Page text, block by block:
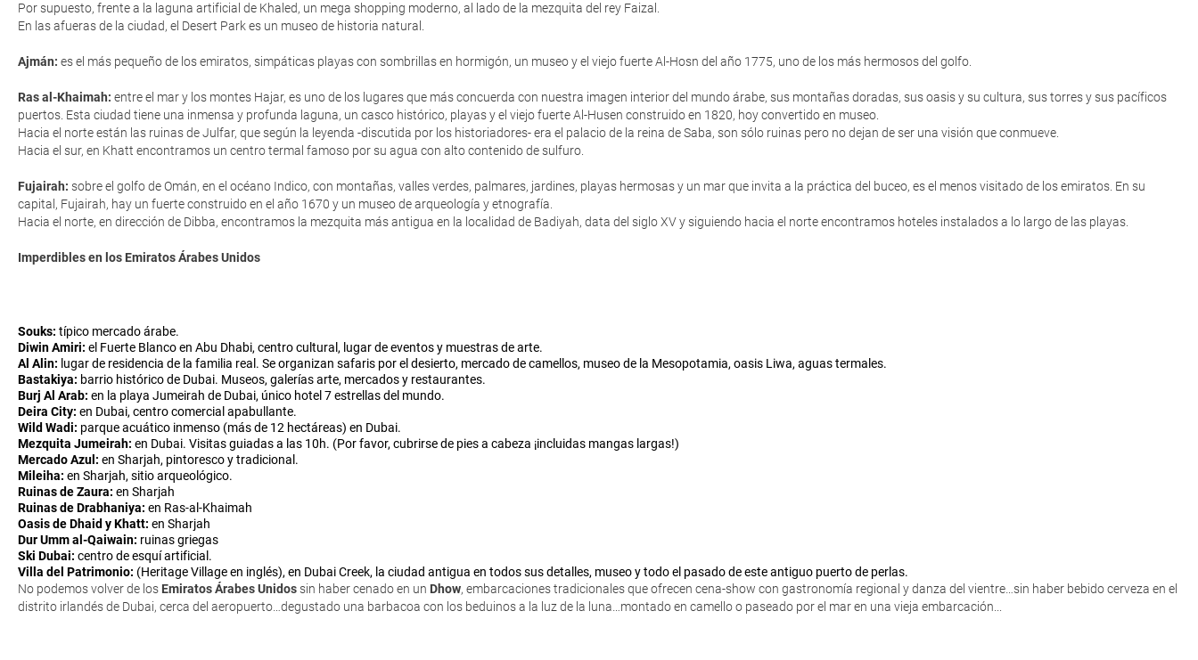
Por supuesto, frente a la laguna artificial de Khaled, un mega shopping moderno, al lado de la mezquita del rey Faizal.
En las afueras de la ciudad, el Desert Park es un museo de historia natural.
Ajmán: es el más pequeño de los emiratos, simpáticas playas con sombrillas en hormigón, un museo y el viejo fuerte Al-Hosn del año 1775, uno de los más hermosos del golfo.
Ras al-Khaimah: entre el mar y los montes Hajar, es uno de los lugares que más concuerda con nuestra imagen interior del mundo árabe, sus montañas doradas, sus oasis y su cultura, sus torres y sus pacíficos
puertos. Esta ciudad tiene una inmensa y profunda laguna, un casco histórico, playas y el viejo fuerte Al-Husen construido en 1820, hoy convertido en museo.
Hacia el norte están las ruinas de Julfar, que según la leyenda -discutida por los historiadores- era el palacio de la reina de Saba, son sólo ruinas pero no dejan de ser una visión que conmueve.
Hacia el sur, en Khatt encontramos un centro termal famoso por su agua con alto contenido de sulfuro.
Fujairah: sobre el golfo de Omán, en el océano Indico, con montañas, valles verdes, palmares, jardines, playas hermosas y un mar que invita a la práctica del buceo, es el menos visitado de los emiratos. En su
capital, Fujairah, hay un fuerte construido en el año 1670 y un museo de arqueología y etnografía.
Hacia el norte, en dirección de Dibba, encontramos la mezquita más antigua en la localidad de Badiyah, data del siglo XV y siguiendo hacia el norte encontramos hoteles instalados a lo largo de las playas.
Imperdibles en los Emiratos Árabes Unidos
Souks: típico mercado árabe.
Diwin Amiri: el Fuerte Blanco en Abu Dhabi, centro cultural, lugar de eventos y muestras de arte.
Al Alin: lugar de residencia de la familia real. Se organizan safaris por el desierto, mercado de camellos, museo de la Mesopotamia, oasis Liwa, aguas termales.
Bastakiya: barrio histórico de Dubai. Museos, galerías arte, mercados y restaurantes.
Burj Al Arab: en la playa Jumeirah de Dubai, único hotel 7 estrellas del mundo.
Deira City: en Dubai, centro comercial apabullante.
Wild Wadi: parque acuático inmenso (más de 12 hectáreas) en Dubai.
Mezquita Jumeirah: en Dubai. Visitas guiadas a las 10h. (Por favor, cubrirse de pies a cabeza ¡incluidas mangas largas!)
Mercado Azul: en Sharjah, pintoresco y tradicional.
Mileiha: en Sharjah, sitio arqueológico.
Ruinas de Zaura: en Sharjah
Ruinas de Drabhaniya: en Ras-al-Khaimah
Oasis de Dhaid y Khatt: en Sharjah
Dur Umm al-Qaiwain: ruinas griegas
Ski Dubai: centro de esquí artificial.
Villa del Patrimonio: (Heritage Village en inglés), en Dubai Creek, la ciudad antigua en todos sus detalles, museo y todo el pasado de este antiguo puerto de perlas.
No podemos volver de los Emiratos Árabes Unidos sin haber cenado en un Dhow, embarcaciones tradicionales que ofrecen cena-show con gastronomía regional y danza del vientre…sin haber bebido cerveza en el
distrito irlandés de Dubai, cerca del aeropuerto…degustado una barbacoa con los beduinos a la luz de la luna…montado en camello o paseado por el mar en una vieja embarcación...